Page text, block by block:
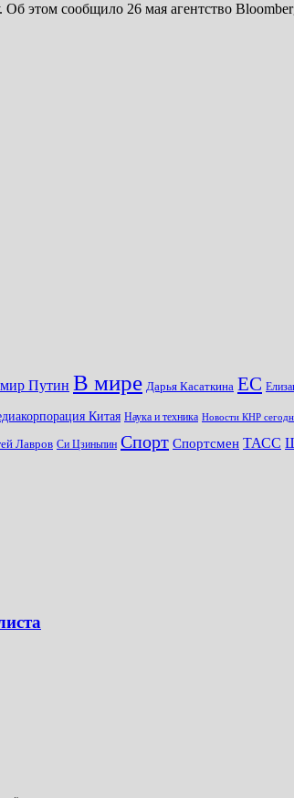
этом сообщило 26 мая агентство
Путин В мире Дарья Касаткина ЕС
Китая Наука и техника Новости КНР
Лавров Си Цзиньпин Спорт Спортсмен ТАСС